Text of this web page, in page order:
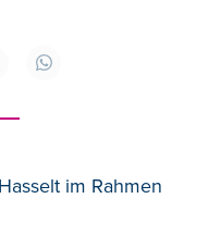
im Rahmen